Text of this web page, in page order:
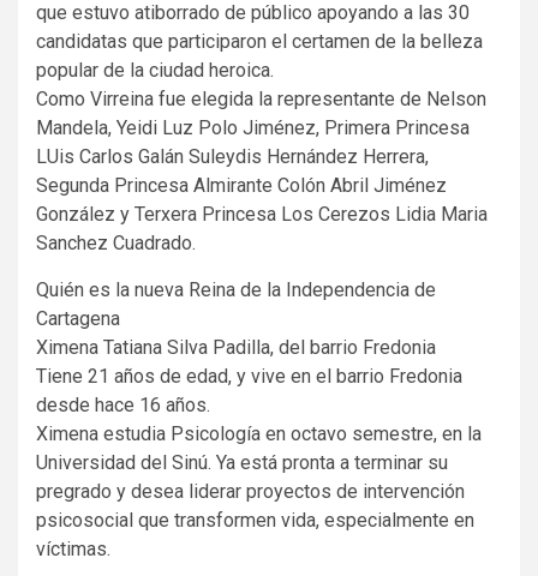
que estuvo atiborrado de público apoyando a las 30
candidatas que participaron el certamen de la belleza
popular de la ciudad heroica.
Como Virreina fue elegida la representante de Nelson
Mandela, Yeidi Luz Polo Jiménez, Primera Princesa
LUis Carlos Galán Suleydis Hernández Herrera,
Segunda Princesa Almirante Colón Abril Jiménez
González y Terxera Princesa Los Cerezos Lidia Maria
Sanchez Cuadrado.
Quién es la nueva Reina de la Independencia de
Cartagena
Ximena Tatiana Silva Padilla, del barrio Fredonia
Tiene 21 años de edad, y vive en el barrio Fredonia
desde hace 16 años.
Ximena estudia Psicología en octavo semestre, en la
Universidad del Sinú. Ya está pronta a terminar su
pregrado y desea liderar proyectos de intervención
psicosocial que transformen vida, especialmente en
víctimas.